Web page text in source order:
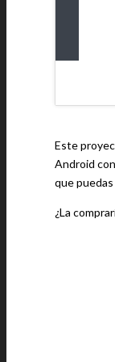
Este
Android
que
¿La